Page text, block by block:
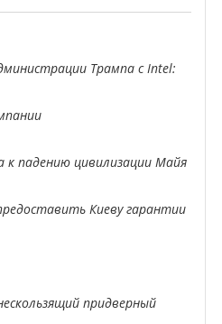
Трампа с Intel:
к падению цивилизации Майя
Киеву гарантии
придверный